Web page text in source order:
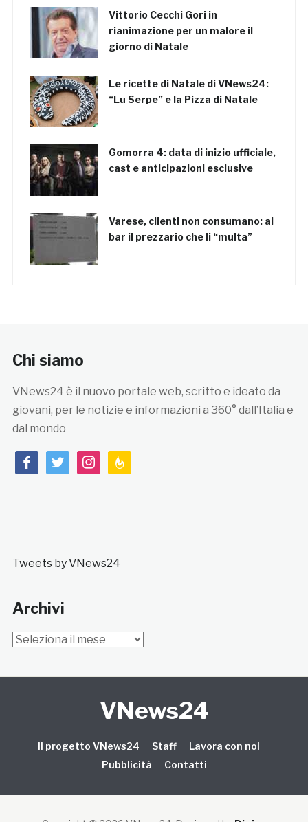
Vittorio Cecchi Gori in
rianimazione per un malore il
giorno di Natale
Le ricette di Natale di VNews24:
“Lu Serpe” e la Pizza di Natale
Gomorra 4: data di inizio ufficiale,
cast e anticipazioni esclusive
Varese, clienti non consumano: al
bar il prezzario che li “multa”
Chi siamo
VNews24 è il nuovo portale web, scritto e ideato da
giovani, per le notizie e informazioni a 360° dall’Italia e
dal mondo
facebooktwitterinstagramfeedburner
Tweets by VNews24
Archivi
Archivi
VNews24
Il progetto VNews24 Staff
Lavora con noi
Pubblicità
Contatti